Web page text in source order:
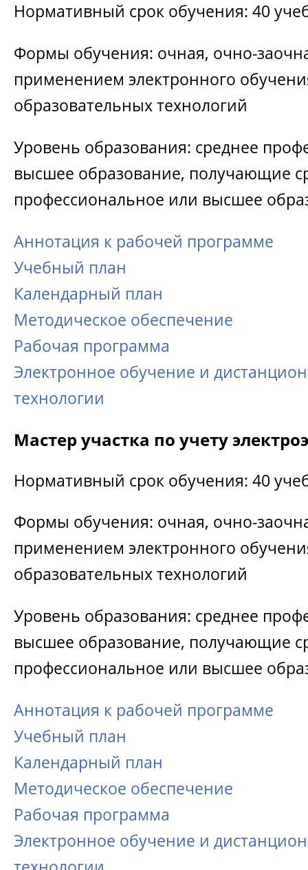
Нормативный срок обучения: 40
Формы обучения: очная, очно-
применением электронного
образовательных технологий
Уровень образования: среднее
высшее образование, получающие
профессиональное или высшее
Аннотация к рабочей программе
Учебный план
Календарный план
Методическое обеспечение
Рабочая программа
Электронное обучение и
технологии
Мастер участка по учету
Нормативный срок обучения: 40
Формы обучения: очная, очно-
применением электронного
образовательных технологий
Уровень образования: среднее
высшее образование, получающие
профессиональное или высшее
Аннотация к рабочей программе
Учебный план
Календарный план
Методическое обеспечение
Рабочая программа
Электронное обучение и